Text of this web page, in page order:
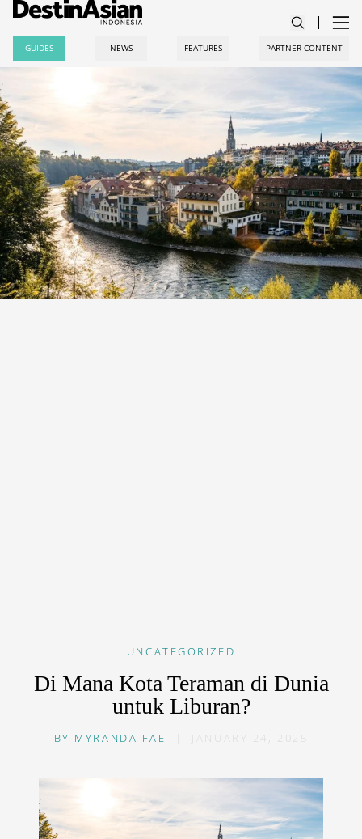
GUIDES NEWS FEATURES PARTNER CONTENT
UNCATEGORIZED
Di Mana Kota Teraman di Dunia
untuk Liburan?
BY MYRANDA FAE JANUARY 24, 2025